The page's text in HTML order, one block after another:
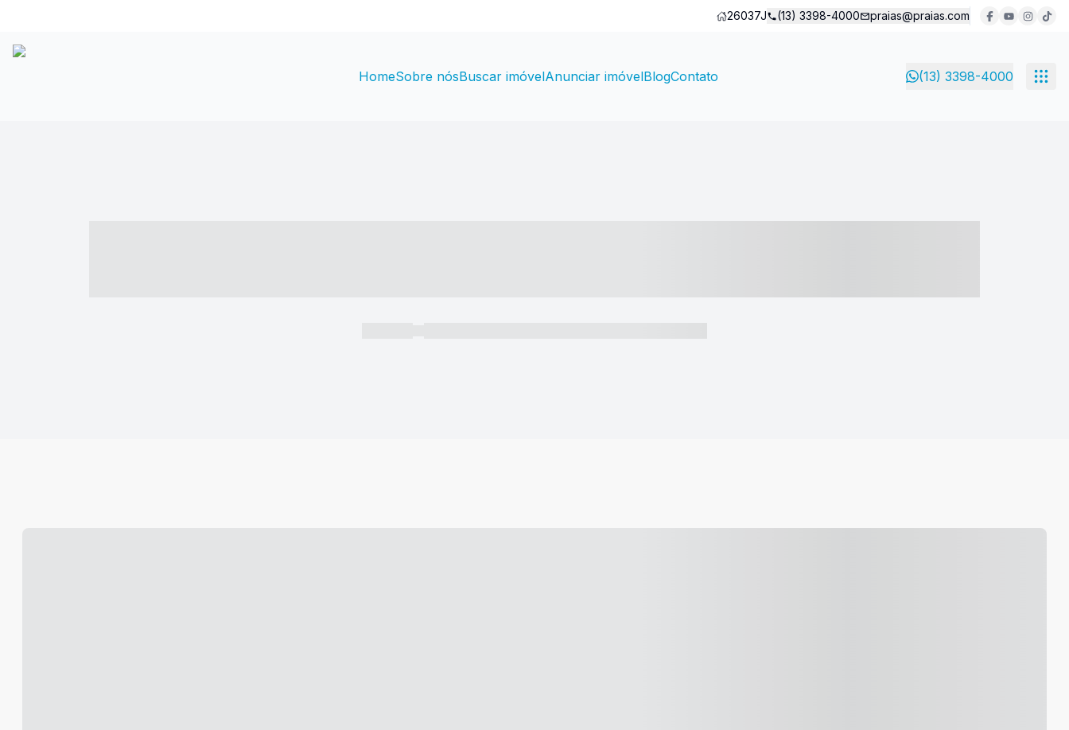
26037J (13) 3398-4000 praias@praias.com
HomeSobre nósBuscar imóvelAnunciar imóvelBlogContato (13) 3398-4000